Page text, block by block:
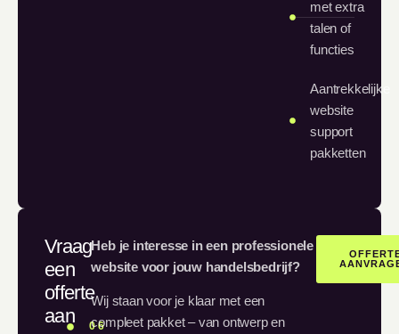
met extra
talen of
functies
Aantrekkelijke
website
support
pakketten
Vraag
een
offerte
aan
06
Heb je interesse in een professionele
website voor jouw handelsbedrijf?
Wij staan voor je klaar met een
compleet pakket – van ontwerp en